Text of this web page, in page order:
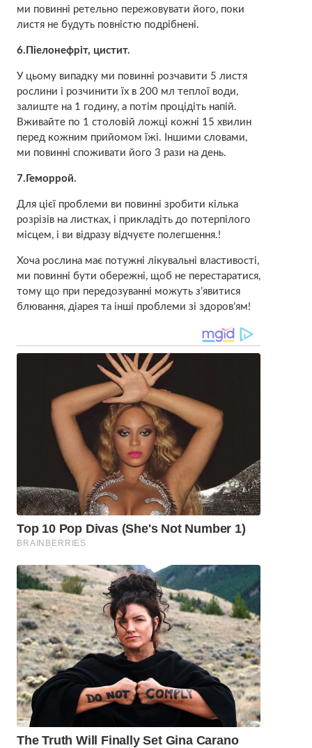
ми повинні ретельно пережовувати його, поки
листя не будуть повністю подрібнені.
6.Піелонефріт, цистит.
У цьому випадку ми повинні розчавити 5 листя
рослини і розчинити їх в 200 мл теплої води,
залиште на 1 годину, а потім процідіть напій.
Вживайте по 1 столовій ложці кожні 15 хвилин
перед кожним прийомом їжі. Іншими словами,
ми повинні споживати його 3 рази на день.
7.Геморрой.
Для цієї проблеми ви повинні зробити кілька
розрізів на листках, і прикладіть до потерпілого
місцем, і ви відразу відчуєте полегшення.!
Хоча рослина має потужні лікувальні властивості,
ми повинні бути обережні, щоб не перестаратися,
тому що при передозуванні можуть з’явитися
блювання, діарея та інші проблеми зі здоров’ям!